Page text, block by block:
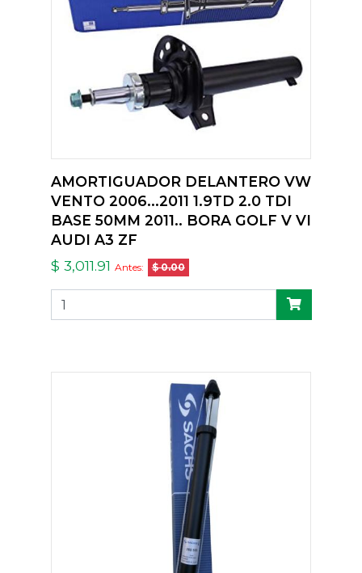
AMORTIGUADOR DELANTERO VW
VENTO 2006...2011 1.9TD 2.0 TDI
BASE 50MM 2011.. BORA GOLF V VI
AUDI A3 ZF
$ 3,011.91 Antes: $ 0.00